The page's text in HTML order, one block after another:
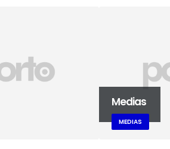
Medias
MEDIAS